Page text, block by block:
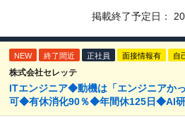
掲載終了予定日：
NEW 終了間近 正社員 面接情報有 自
株式会社セレッテ
ITエンジニア◆動機は「エンジニアか
可◆有休消化90％◆年間休125日◆AI